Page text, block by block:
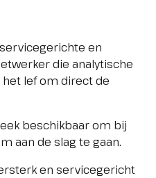
en
die analytische
lef om direct de
beschikbaar om bij
aan de slag te gaan.
en servicegericht